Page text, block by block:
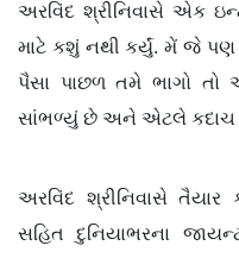
અરવિંદ શ્રીનિવાસે એક
માટે કશું નથી કર્યું. મેં જે
પૈસા પાછળ તમે ભાગો
સાંભળ્યું છે અને એટલે કદાચ
અરવિંદ શ્રીનિવાસે
સહિત દુનિયાભરના